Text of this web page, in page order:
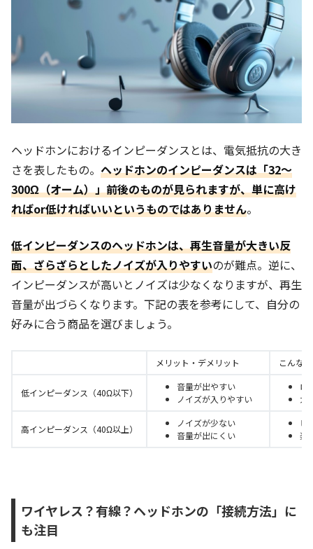
ヘッドホンにおけるインピーダンスとは、電気抵抗の大き
さを表したもの。 ヘッドホンのインピーダンスは「32～
300Ω（オーム）」前後のものが見られますが、単に高け
ればor低ければいいというものではありません。
低インピーダンスのヘッドホンは、再生音量が大きい反
面、ざらざらとしたノイズが入りやすいのが難点。逆に、
インピーダンスが高いとノイズは少なくなりますが、再生
音量が出づらくなります。下記の表を参考にして、自分の
好みに合う商品を選びましょう。
メリット・デメリット こんな
低インピーダンス（40Ω以下）
音量が出やすい
ノイズが入りやすい
ロ
大
高インピーダンス（40Ω以上）
ノイズが少ない
音量が出にくい
ピ
楽
ワイヤレス？有線？ヘッドホンの「接続方法」に
も注目